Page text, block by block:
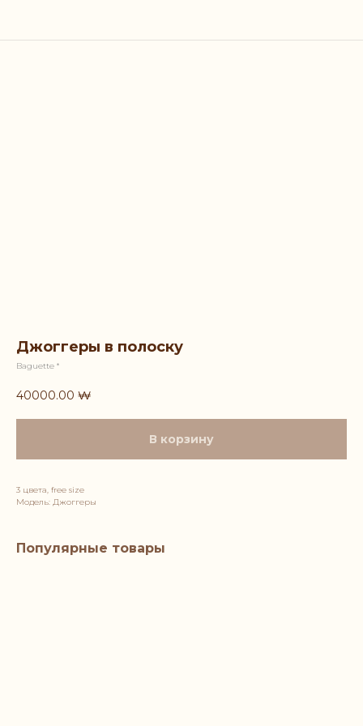
Джоггеры в полоску
Baguette *
40000.00 ₩
В корзину
3 цвета, free size
Модель: Джоггеры
Популярные товары